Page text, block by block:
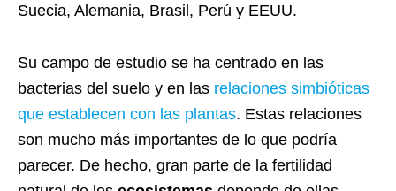
Suecia, Alemania, Brasil, Perú y EEUU.
Su campo de estudio se ha centrado en las
bacterias del suelo y en las relaciones simbióticas
que establecen con las plantas. Estas relaciones
son mucho más importantes de lo que podría
parecer. De hecho, gran parte de la fertilidad